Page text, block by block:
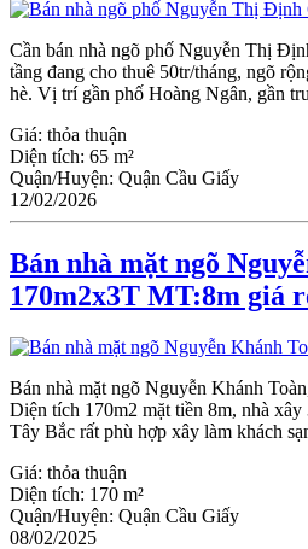
Cần bán nhà ngõ phố Nguyễn Thị
tầng đang cho thuê 50tr/tháng, ngõ
hè. Vị trí gần phố Hoàng Ngân, gần
Giá: thỏa thuận
Diện tích: 65 m²
Quận/Huyện: Quận Cầu Giấy
12/02/2026
Bán nhà mặt ngõ
170m2x3T MT:8m giá
Bán nhà mặt ngõ Nguyễn Khánh
Diện tích 170m2 mặt tiền 8m, nhà
Tây Bắc rất phù hợp xây làm khách
Giá: thỏa thuận
Diện tích: 170 m²
Quận/Huyện: Quận Cầu Giấy
08/02/2025